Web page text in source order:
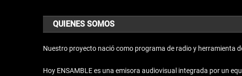
QUIENES SOMOS
Nuestro proyecto nació como programa de radio y herramienta
Hoy ENSAMBLE es una emisora audiovisual integrada por un